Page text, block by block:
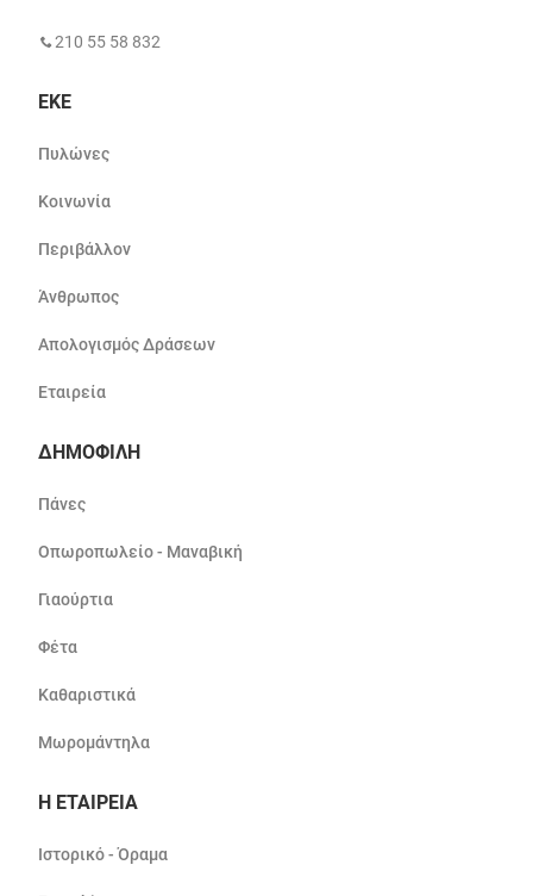
210 55 58 832
ΕΚΕ
Πυλώνες
Κοινωνία
Περιβάλλον
Άνθρωπος
Απολογισμός Δράσεων
Εταιρεία
ΔΗΜΟΦΙΛΗ
Πάνες
Οπωροπωλείο - Μαναβική
Γιαούρτια
Φέτα
Καθαριστικά
Μωρομάντηλα
Η ΕΤΑΙΡΕΙΑ
Ιστορικό - Όραμα